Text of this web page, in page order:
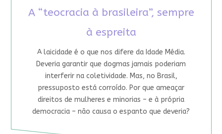
A “teocracia à brasileira”, sempre
à espreita
A laicidade é o que nos difere da Idade Média.
Deveria garantir que dogmas jamais poderiam
interferir na coletividade. Mas, no Brasil,
pressuposto está corroído. Por que ameaçar
direitos de mulheres e minorias – e à própria
democracia – não causa o espanto que deveria?